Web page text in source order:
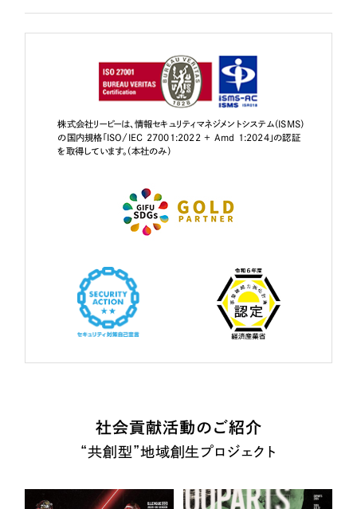
株式会社リーピーは、情報セキュリティマネジメントシステム（ISMS）
の国内規格「ISO/IEC 27001:2022 + Amd 1:2024」の認証
を取得しています。（本社のみ）
社会貢献活動のご紹介
“共創型”地域創生プロジェクト